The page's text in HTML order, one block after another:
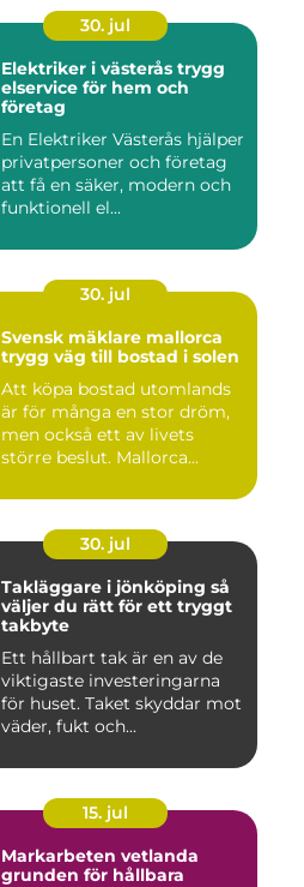
30. jul
Elektriker i västerås trygg
elservice för hem och
företag
En Elektriker Västerås hjälper
privatpersoner och företag
att få en säker, modern och
funktionell el...
30. jul
Svensk mäklare mallorca
trygg väg till bostad i solen
Att köpa bostad utomlands
är för många en stor dröm,
men också ett av livets
större beslut. Mallorca...
30. jul
Takläggare i jönköping så
väljer du rätt för ett tryggt
takbyte
Ett hållbart tak är en av de
viktigaste investeringarna
för huset. Taket skyddar mot
väder, fukt och...
15. jul
Markarbeten vetlanda
grunden för hållbara